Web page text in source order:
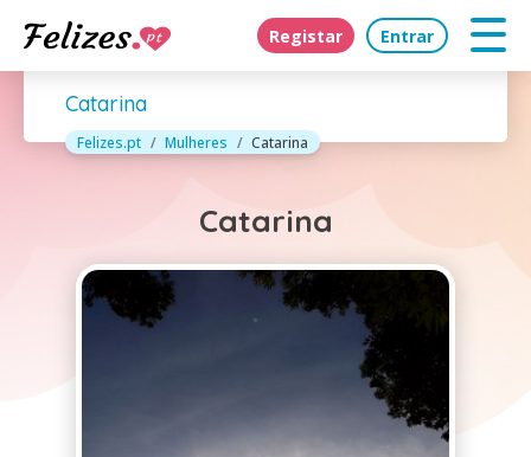
Registar Entrar
Catarina
Felizes.pt Mulheres Catarina
Catarina